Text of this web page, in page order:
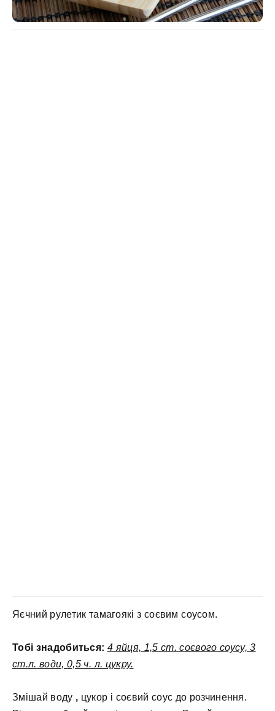
Яєчний рулетик тамагоякі з соєвим соусом.
Тобі знадобиться: 4 яйця, 1,5 ст. соєвого соусу, 3
ст.л. води, 0,5 ч. л. цукру.
Змішай воду , цукор і соєвий соус до розчинення.